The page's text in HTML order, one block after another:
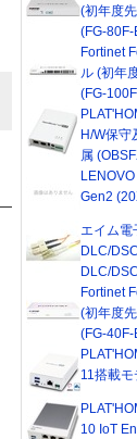
(初年度
(FG-
Fortinet
ル (初年
(FG-
H/W保守
属
Gen2
エイム電
DLC/
DLC/
Fortinet
(初年度
(FG-
11搭載
10 IoT